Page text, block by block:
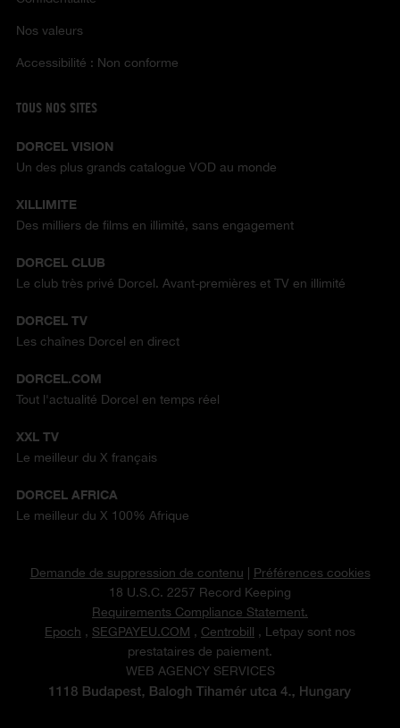
Nos valeurs
Accessibilité : Non conforme
TOUS NOS SITES
DORCEL VISION
Un des plus grands catalogue VOD au monde
XILLIMITE
Des milliers de films en illimité, sans engagement
DORCEL CLUB
Le club très privé Dorcel. Avant-premières et TV en illimité
DORCEL TV
Les chaînes Dorcel en direct
DORCEL.COM
Tout l'actualité Dorcel en temps réel
XXL TV
Le meilleur du X français
DORCEL AFRICA
Le meilleur du X 100% Afrique
Demande de suppression de contenu | Préférences cookies
18 U.S.C. 2257 Record Keeping
Requirements Compliance Statement.
Epoch , SEGPAYEU.COM , Centrobill , Letpay sont nos
prestataires de paiement.
WEB AGENCY SERVICES